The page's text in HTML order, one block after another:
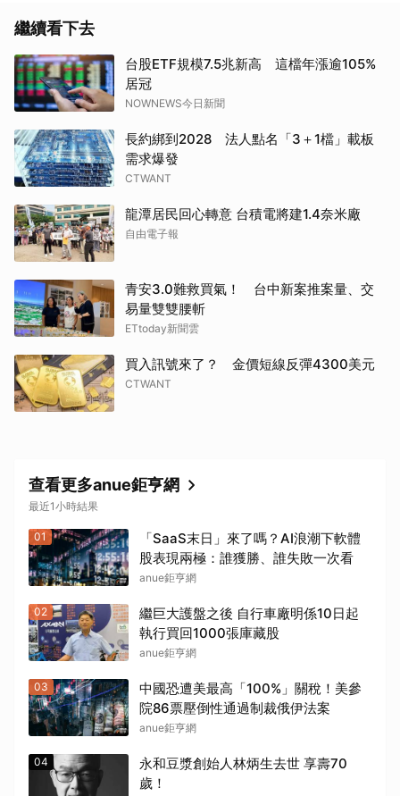
繼續看下去
台股ETF規模7.5兆新高 這檔年漲逾105%
居冠
NOWNEWS今日新聞
長約綁到2028 法人點名「3＋1檔」載板
需求爆發
CTWANT
龍潭居民回心轉意 台積電將建1.4奈米廠
自由電子報
青安3.0難救買氣！ 台中新案推案量、交
易量雙雙腰斬
ETtoday新聞雲
買入訊號來了？ 金價短線反彈4300美元
CTWANT
查看更多anue鉅亨網
最近1小時結果
01
「SaaS末日」來了嗎？AI浪潮下軟體
股表現兩極：誰獲勝、誰失敗一次看
anue鉅亨網
02
繼巨大護盤之後 自行車廠明係10日起
執行買回1000張庫藏股
anue鉅亨網
03
中國恐遭美最高「100%」關稅！美參
院86票壓倒性通過制裁俄伊法案
anue鉅亨網
04
永和豆漿創始人林炳生去世 享壽70
歲！
取消